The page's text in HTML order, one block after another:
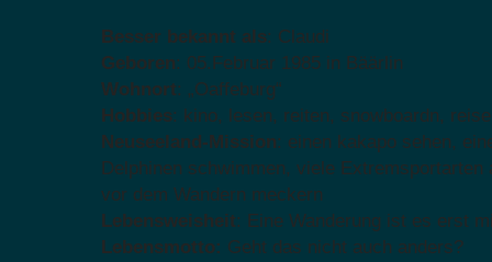
Besser bekannt als: Claudi
Geboren: 05.Februar 1985 in Bäärlin
Wohnort: „Oaffeburg“
Hobbies: kino, lesen, reiten, snowboardn,
Neuseeland-Mission: einen kakapo sehen,
Delphinen schwimmen, viele
vor dem Wandern meckern
Lebensweisheit: Eine Wanderung ist es erst
Lebensmotto: Geht das nicht auch anders?